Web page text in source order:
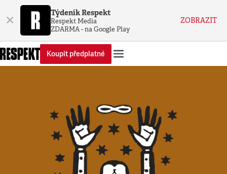
× Týdeník Respekt
Respekt Media
ZDARMA - na Google Play
ZOBRAZIT
Koupit předplatné